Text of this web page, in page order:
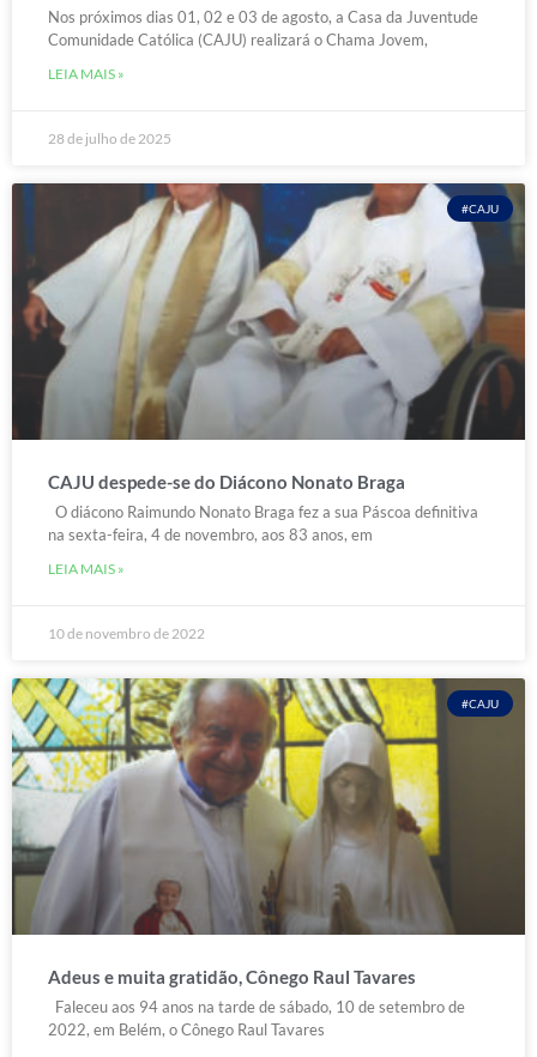
Nos próximos dias 01, 02 e 03 de agosto, a Casa da Juventude
Comunidade Católica (CAJU) realizará o Chama Jovem,
LEIA MAIS »
28 de julho de 2025
#CAJU
CAJU despede-se do Diácono Nonato Braga
O diácono Raimundo Nonato Braga fez a sua Páscoa definitiva
na sexta-feira, 4 de novembro, aos 83 anos, em
LEIA MAIS »
10 de novembro de 2022
#CAJU
Adeus e muita gratidão, Cônego Raul Tavares
Faleceu aos 94 anos na tarde de sábado, 10 de setembro de
2022, em Belém, o Cônego Raul Tavares